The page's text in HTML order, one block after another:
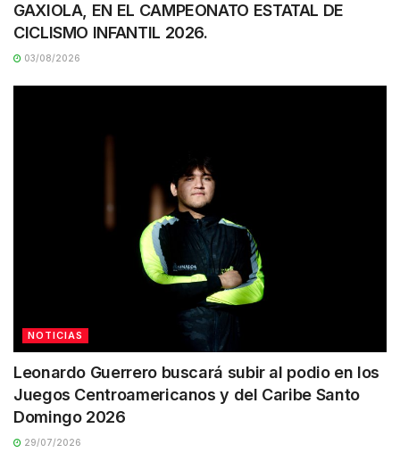
GAXIOLA, EN EL CAMPEONATO ESTATAL DE
CICLISMO INFANTIL 2026.
03/08/2026
NOTICIAS
Leonardo Guerrero buscará subir al podio en los
Juegos Centroamericanos y del Caribe Santo
Domingo 2026
29/07/2026